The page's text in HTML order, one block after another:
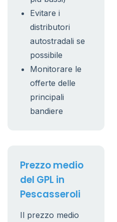
Evitare i
distributori
autostradali se
possibile
Monitorare le
offerte delle
principali
bandiere
Prezzo medio
del GPL in
Pescasseroli
Il prezzo medio